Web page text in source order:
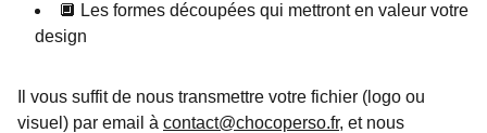
🔲 Les formes découpées qui mettront en valeur votre
design
Il vous suffit de nous transmettre votre fichier (logo ou
visuel) par email à contact@chocoperso.fr, et nous